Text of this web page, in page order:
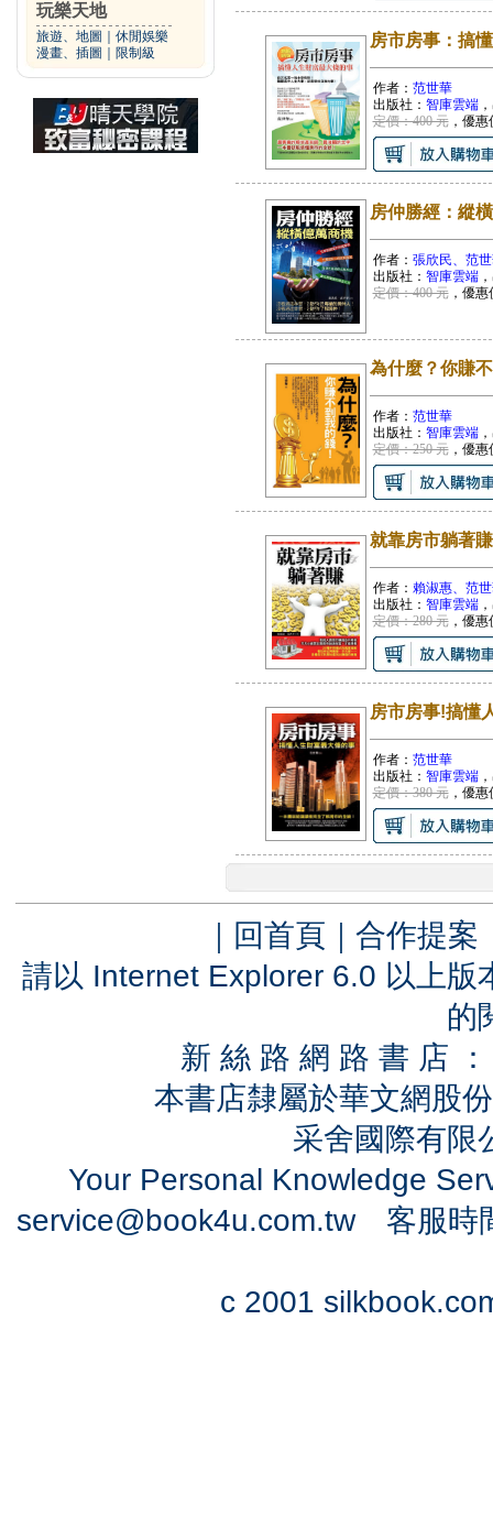
玩樂天地
旅遊、地圖
休閒娛樂
漫畫、插圖
限制級
房市房事：搞
作者： 范世華
出版社： 智庫雲端
定價：400 元，優惠
房仲勝經：縱
作者： 張欣民、范
出版社： 智庫雲端
定價：400 元，優惠
為什麼？你賺
作者： 范世華
出版社： 智庫雲端
定價：250 元，優惠
就靠房市躺著賺
作者： 賴淑惠、范
出版社： 智庫雲端
定價：280 元，優惠
房市房事!搞懂
作者： 范世華
出版社： 智庫雲端
定價：380 元，優惠
｜ 回首頁 ｜ 合作提案
請以 Internet Explorer 6.0 以上
的
新 絲 路 網 路 書 店
本書店隸屬於華文網股
采舍國際有
Your Personal Knowledge
service@book4u.com.tw客服時
c 2001